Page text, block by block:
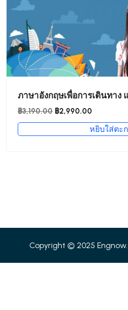
ภาษาอังกฤษเพื่อการเดินทาง
฿3,190.00 Original
price
was:
฿2,990.00
price
is:
หยิบใส่ตะ
Copyright © 2025